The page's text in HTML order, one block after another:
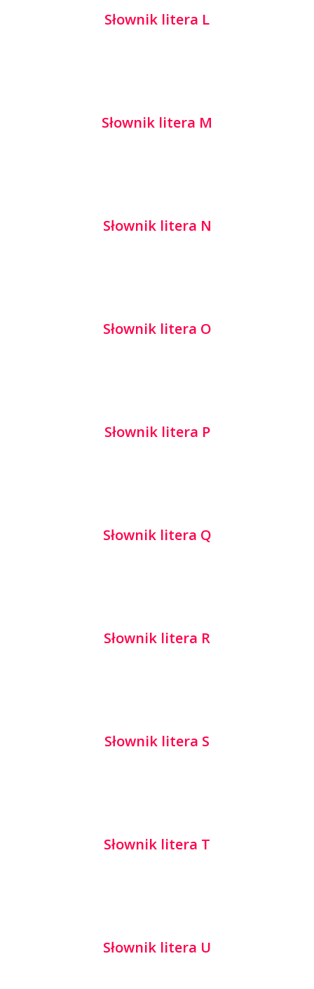
Słownik litera L
Słownik litera M
Słownik litera N
Słownik litera O
Słownik litera P
Słownik litera Q
Słownik litera R
Słownik litera S
Słownik litera T
Słownik litera U